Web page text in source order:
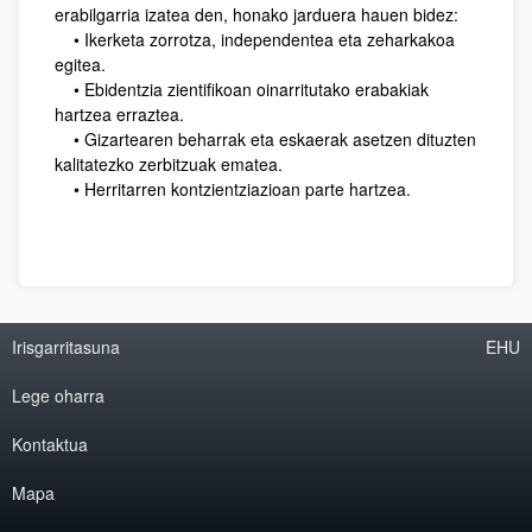
erabilgarria izatea den, honako jarduera hauen bidez:
• Ikerketa zorrotza, independentea eta zeharkakoa
egitea.
• Ebidentzia zientifikoan oinarritutako erabakiak
hartzea erraztea.
• Gizartearen beharrak eta eskaerak asetzen dituzten
kalitatezko zerbitzuak ematea.
• Herritarren kontzientziazioan parte hartzea.
Irisgarritasuna
Lege oharra
Kontaktua
Mapa
EHU